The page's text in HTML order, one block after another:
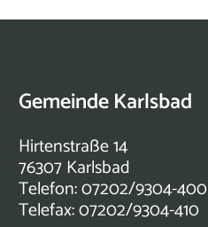
Gemeinde Karlsbad
Hirtenstraße 14
76307 Karlsbad
Telefon: 07202/9304-400
Telefax: 07202/9304-410